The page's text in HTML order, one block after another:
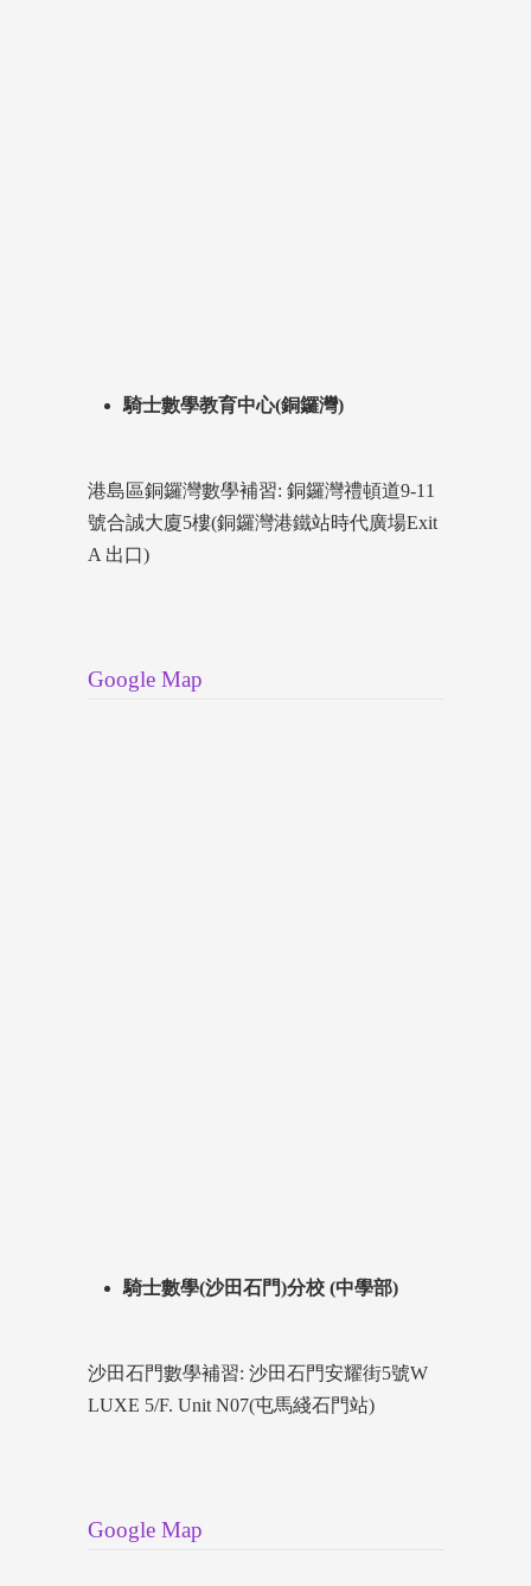
騎士數學教育中心(銅鑼灣)
港島區銅鑼灣數學補習: 銅鑼灣禮頓道9-11
號合誠大廈5樓(銅鑼灣港鐵站時代廣場Exit
A 出口)
Google Map
騎士數學(沙田石門)分校 (中學部)
沙田石門數學補習: 沙田石門安耀街5號W
LUXE 5/F. Unit N07(屯馬綫石門站)
Google Map